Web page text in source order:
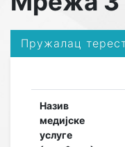
Пружалац
Назив
медијске
услуге